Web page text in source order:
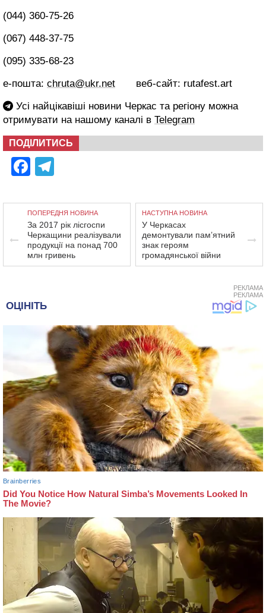
(044) 360-75-26
(067) 448-37-75
(095) 335-68-23
е-пошта: chruta@ukr.net веб-сайт: rutafest.art
Усі найцікавіші новини Черкас та регіону можна
отримувати на нашому каналі в Telegram
ПОДІЛИТИСЬ
Facebook
ПОПЕРЕДНЯ НОВИНА
За 2017 рік лісгоспи
Черкащини реалізували
продукції на понад 700
млн гривень
НАСТУПНА НОВИНА
У Черкасах
демонтували пам’ятний
знак героям
громадянської війни
РЕКЛАМА
РЕКЛАМА